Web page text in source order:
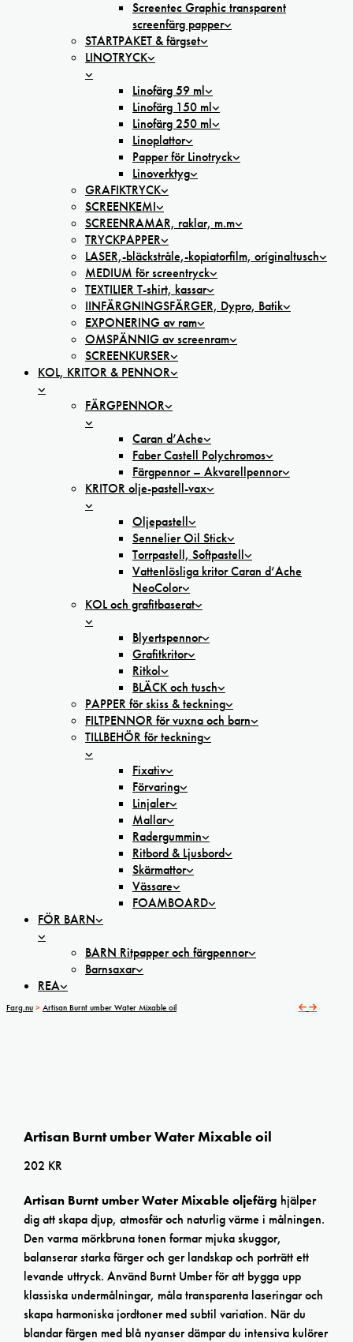
Screentec Graphic transparent
screenfärg papper
STARTPAKET & färgset
LINOTRYCK
Linofärg 59 ml
Linofärg 150 ml
Linofärg 250 ml
Linoplattor
Papper för Linotryck
Linoverktyg
GRAFIKTRYCK
SCREENKEMI
SCREENRAMAR, raklar, m.m
TRYCKPAPPER
LASER,-bläckstråle,-kopiatorfilm, oríginaltusch
MEDIUM för screentryck
TEXTILIER T-shirt, kassar
IINFÄRGNINGSFÄRGER, Dypro, Batik
EXPONERING av ram
OMSPÄNNIG av screenram
SCREENKURSER
KOL, KRITOR & PENNOR
FÄRGPENNOR
Caran d’Ache
Faber Castell Polychromos
Färgpennor – Akvarellpennor
KRITOR olje-pastell-vax
Oljepastell
Sennelier Oil Stick
Torrpastell, Softpastell
Vattenlösliga kritor Caran d’Ache
NeoColor
KOL och grafitbaserat
Blyertspennor
Grafitkritor
Ritkol
BLÄCK och tusch
PAPPER för skiss & teckning
FILTPENNOR för vuxna och barn
TILLBEHÖR för teckning
Fixativ
Förvaring
Linjaler
Mallar
Radergummin
Ritbord & Ljusbord
Skärmattor
Vässare
FOAMBOARD
FÖR BARN
BARN Ritpapper och färgpennor
Barnsaxar
REA
Farg.nu > Artisan Burnt umber Water Mixable oil
Artisan Burnt umber Water Mixable oil
202 KR
Artisan Burnt umberWater Mixable oljefärg hjälper
dig att skapa djup, atmosfär och naturlig värme i målningen.
Den varma mörkbruna tonen formar mjuka skuggor,
balanserar starka färger och ger landskap och porträtt ett
levande uttryck. Använd Burnt Umber för att bygga upp
klassiska undermålningar, måla transparenta laseringar och
skapa harmoniska jordtoner med subtil variation. När du
blandar färgen med blå nyanser dämpar du intensiva kulörer